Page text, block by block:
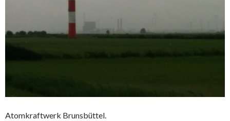
Atomkraftwerk Brunsbüttel.